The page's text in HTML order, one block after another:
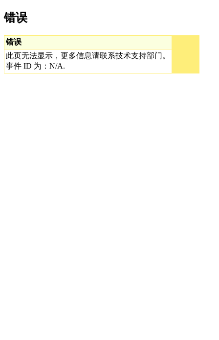
错误
错误
此页无法显示，更多信息请联系技术支持部门。
事件 ID 为：N/A.